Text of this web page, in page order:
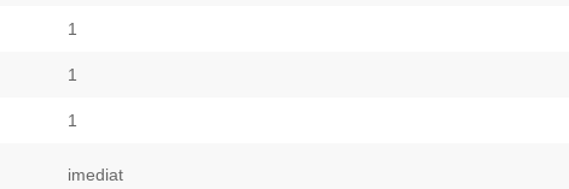
1
1
1
imediat